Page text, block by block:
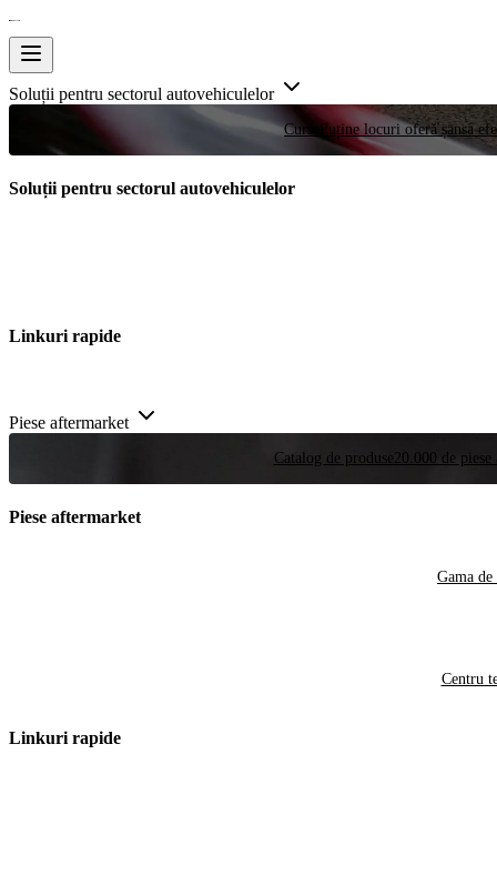
Soluții pentru sectorul autovehiculelor
Curse Puține locuri oferă șansa
Soluții pentru sectorul autovehiculelor
Linkuri rapide
Piese aftermarket
Catalog de produse 20.000 de
Piese aftermarket
Gama de
Centru
Linkuri rapide